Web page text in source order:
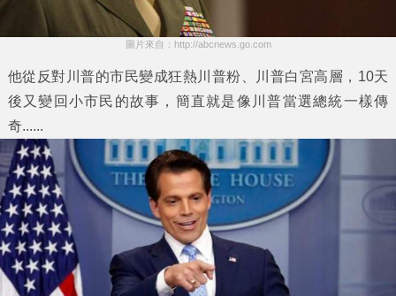
圖片來自：http://abcnews.go.com
他從反對川普的市民變成狂熱川普粉、川普白宮高層，10天
後又變回小市民的故事，簡直就是像川普當選總統一樣傳
奇......